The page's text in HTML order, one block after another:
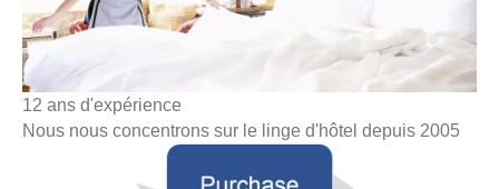
12 ans d'expérience
Nous nous concentrons sur le linge d'hôtel depuis 2005